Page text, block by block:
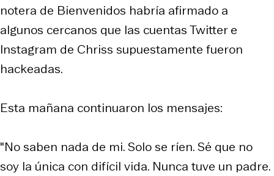
notera de Bienvenidos habría afirmado a
algunos cercanos que las cuentas Twitter e
Instagram de Chriss supuestamente fueron
hackeadas.
Esta mañana continuaron los mensajes:
"No saben nada de mi. Solo se ríen. Sé que no
soy la única con difícil vida. Nunca tuve un padre.